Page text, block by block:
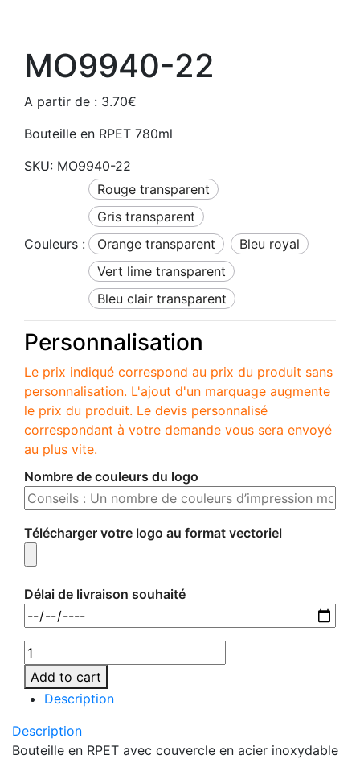
MO9940-22
A partir de : 3.70€
Bouteille en RPET 780ml
SKU: MO9940-22
Couleurs :
rouge transparent
gris transparent
orange transparent
bleu royal
vert lime transparent
bleu clair transparent
Personnalisation
Le prix indiqué correspond au prix du produit sans
personnalisation. L'ajout d'un marquage augmente
le prix du produit. Le devis personnalisé
correspondant à votre demande vous sera envoyé
au plus vite.
Nombre de couleurs du logo
Télécharger votre logo au format vectoriel
Délai de livraison souhaité
Add to cart
Description
Description
Bouteille en RPET avec couvercle en acier inoxydable